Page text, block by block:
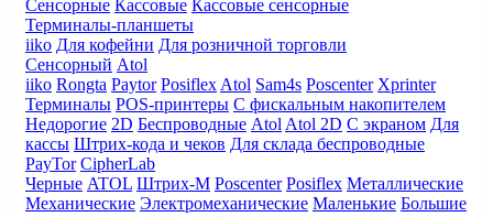
Сенсорные Кассовые Кассовые сенсорные
Терминалы-планшеты
iiko Для кофейни Для розничной торговли
Сенсорный Atol
iiko Rongta Paytor Posiflex Atol Sam4s Poscenter Xprinter
Терминалы POS-принтеры С фискальным накопителем
Недорогие 2D Беспроводные Atol Atol 2D С экраном Для
кассы Штрих-кода и чеков Для склада беспроводные
PayTor CipherLab
Черные ATOL Штрих-М Poscenter Posiflex Металлические
Механические Электромеханические Маленькие Большие